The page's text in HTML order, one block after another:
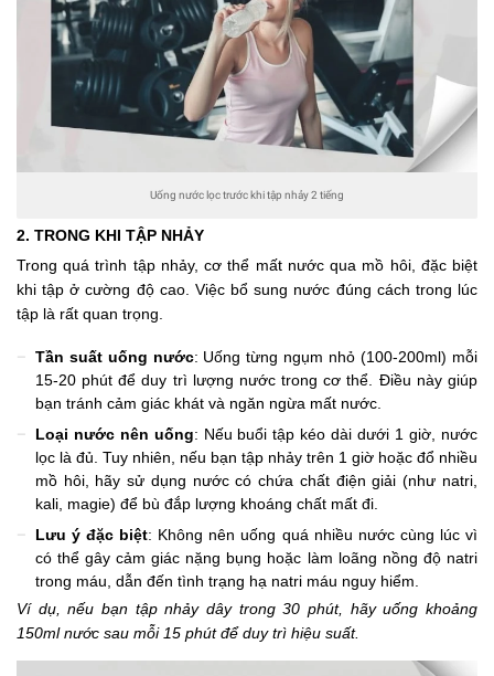
Uống nước lọc trước khi tập nhảy 2 tiếng
2. TRONG KHI TẬP NHẢY
Trong quá trình tập nhảy, cơ thể mất nước qua mồ hôi, đặc biệt
khi tập ở cường độ cao. Việc bổ sung nước đúng cách trong lúc
tập là rất quan trọng.
Tần suất uống nước: Uống từng ngụm nhỏ (100-200ml) mỗi
15-20 phút để duy trì lượng nước trong cơ thể. Điều này giúp
bạn tránh cảm giác khát và ngăn ngừa mất nước.
Loại nước nên uống: Nếu buổi tập kéo dài dưới 1 giờ, nước
lọc là đủ. Tuy nhiên, nếu bạn tập nhảy trên 1 giờ hoặc đổ nhiều
mồ hôi, hãy sử dụng nước có chứa chất điện giải (như natri,
kali, magie) để bù đắp lượng khoáng chất mất đi.
Lưu ý đặc biệt: Không nên uống quá nhiều nước cùng lúc vì
có thể gây cảm giác nặng bụng hoặc làm loãng nồng độ natri
trong máu, dẫn đến tình trạng hạ natri máu nguy hiểm.
Ví dụ, nếu bạn tập nhảy dây trong 30 phút, hãy uống khoảng
150ml nước sau mỗi 15 phút để duy trì hiệu suất.